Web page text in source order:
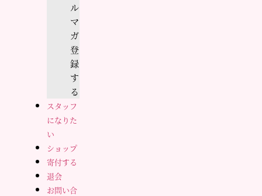
ル
マ
ガ
登
録
す
る
スタッフ
になりた
い
ショップ
寄付する
退会
お問い合